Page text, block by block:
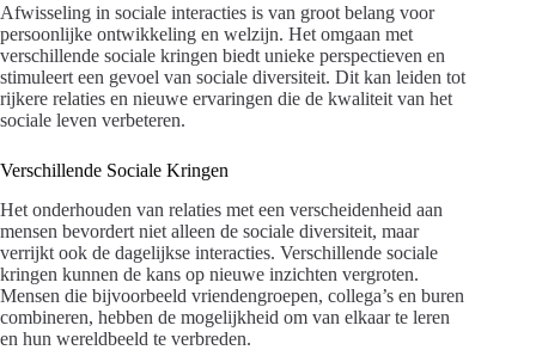
Afwisseling in sociale interacties is van groot belang voor
persoonlijke ontwikkeling en welzijn. Het omgaan met
verschillende sociale kringen biedt unieke perspectieven en
stimuleert een gevoel van sociale diversiteit. Dit kan leiden tot
rijkere relaties en nieuwe ervaringen die de kwaliteit van het
sociale leven verbeteren.
Verschillende Sociale Kringen
Het onderhouden van relaties met een verscheidenheid aan
mensen bevordert niet alleen de sociale diversiteit, maar
verrijkt ook de dagelijkse interacties. Verschillende sociale
kringen kunnen de kans op nieuwe inzichten vergroten.
Mensen die bijvoorbeeld vriendengroepen, collega’s en buren
combineren, hebben de mogelijkheid om van elkaar te leren
en hun wereldbeeld te verbreden.